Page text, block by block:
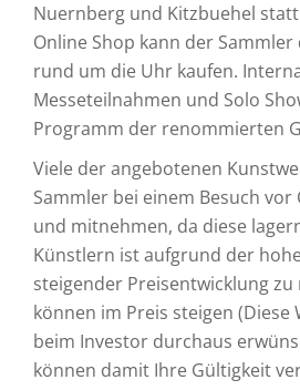
Nuernberg und Kitzbuehel
Online Shop kann der
rund um die Uhr kaufen.
Messeteilnahmen und Solo
Programm der renommierten
Viele der angebotenen
Sammler bei einem Besuch
und mitnehmen, da diese
Künstlern ist aufgrund der
steigender Preisentwicklung zu
können im Preis steigen
beim Investor durchaus
können damit Ihre Gültigkeit